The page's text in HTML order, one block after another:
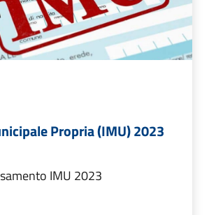
Propria (IMU) 2023
IMU 2023